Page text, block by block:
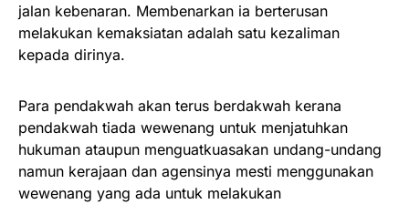
jalan kebenaran. Membenarkan ia berterusan
melakukan kemaksiatan adalah satu kezaliman
kepada dirinya.
Para pendakwah akan terus berdakwah kerana
pendakwah tiada wewenang untuk menjatuhkan
hukuman ataupun menguatkuasakan undang-undang
namun kerajaan dan agensinya mesti menggunakan
wewenang yang ada untuk melakukan